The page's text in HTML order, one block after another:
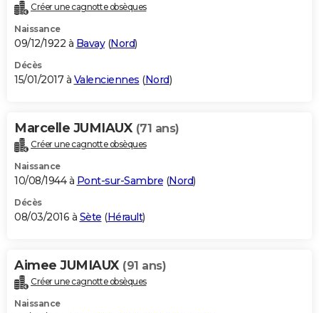
Créer une cagnotte obsèques
Naissance
09/12/1922 à Bavay(Nord)
Décès
15/01/2017 à Valenciennes (Nord)
Marcelle JUMIAUX (71 ans)
Créer une cagnotte obsèques
Naissance
10/08/1944 à Pont-sur-Sambre (Nord)
Décès
08/03/2016 à Sète (Hérault)
Aimee JUMIAUX (91 ans)
Créer une cagnotte obsèques
Naissance